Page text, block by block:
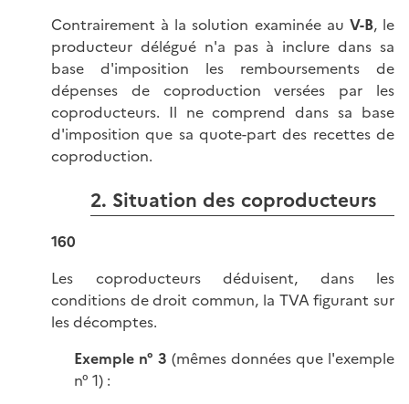
Contrairement à la solution examinée au V-B, le
producteur délégué n'a pas à inclure dans sa
base d'imposition les remboursements de
dépenses de coproduction versées par les
coproducteurs. Il ne comprend dans sa base
d'imposition que sa quote-part des recettes de
coproduction.
2. Situation des coproducteurs
160
Les coproducteurs déduisent, dans les
conditions de droit commun, la TVA figurant sur
les décomptes.
Exemple n° 3 (mêmes données que l'exemple
n° 1) :